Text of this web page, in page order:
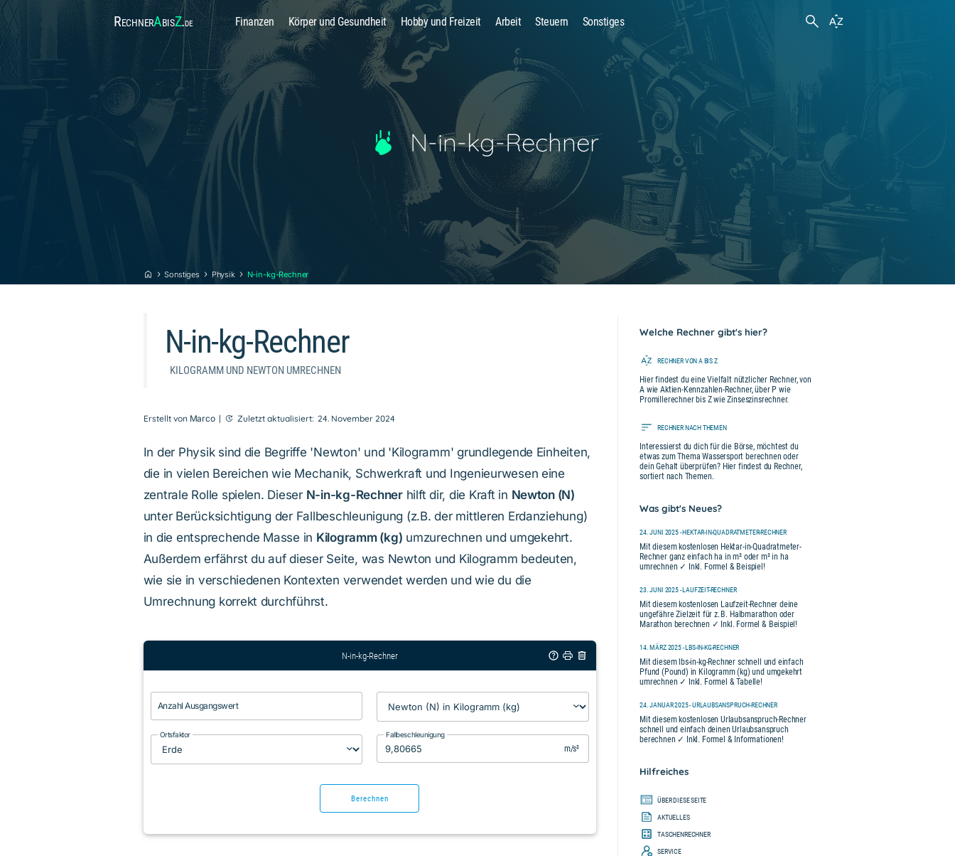
RechnerAbisZ.de Finanzen Körper und Gesundheit Hobby und Freizeit Arbeit Steuern Sonstiges
Sonstiges Physik N-in-kg-Rechner
N-in-kg-Rechner
N-in-kg-Rechner
KILOGRAMM UND NEWTON UMRECHNEN
Erstellt von Marco | Zuletzt aktualisiert: 24. November 2024
In der Physik sind die Begriffe 'Newton' und 'Kilogramm' grundlegende Einheiten,
die in vielen Bereichen wie Mechanik, Schwerkraft und Ingenieurwesen eine
zentrale Rolle spielen. Dieser N-in-kg-Rechnerhilft dir, die Kraft in Newton (N)
unter Berücksichtigung der Fallbeschleunigung (z.B. der mittleren Erdanziehung)
in die entsprechende Masse in Kilogramm (kg) umzurechnen und umgekehrt.
Außerdem erfährst du auf dieser Seite, was Newton und Kilogramm bedeuten,
wie sie in verschiedenen Kontexten verwendet werden und wie du die
Umrechnung korrekt durchführst.
N-in-kg-Rechner
Anzahl Ausgangswert
Ortsfaktor Fallbeschleunigung
m/s²
Berechnen
Welche Rechner gibt's hier?
RECHNER VON A BIS Z
Hier findest du eine Vielfalt nützlicher Rechner, von
A wie Aktien-Kennzahlen-Rechner, über P wie
Promillerechner bis Z wie Zinseszinsrechner.
RECHNER NACH THEMEN
Interessierst du dich für die Börse, möchtest du
etwas zum Thema Wassersport berechnen oder
dein Gehalt überprüfen? Hier findest du Rechner,
sortiert nach Themen.
Was gibt's Neues?
24. JUNI 2025 - HEKTAR-IN-QUADRATMETER-RECHNER
Mit diesem kostenlosen Hektar-in-Quadratmeter-
Rechner ganz einfach ha in m² oder m² in ha
umrechnen ✓ Inkl. Formel & Beispiel!
23. JUNI 2025 - LAUFZEIT-RECHNER
Mit diesem kostenlosen Laufzeit-Rechner deine
ungefähre Zielzeit für z. B. Halbmarathon oder
Marathon berechnen ✓ Inkl. Formel & Beispiel!
14. MÄRZ 2025 - LBS-IN-KG-RECHNER
Mit diesem lbs-in-kg-Rechner schnell und einfach
Pfund (Pound) in Kilogramm (kg) und umgekehrt
umrechnen ✓ Inkl. Formel & Tabelle!
24. JANUAR 2025 - URLAUBSANSPRUCH-RECHNER
Mit diesem kostenlosen Urlaubsanspruch-Rechner
schnell und einfach deinen Urlaubsanspruch
berechnen ✓ Inkl. Formel & Informationen!
Hilfreiches
ÜBER DIESE SEITE
AKTUELLES
TASCHENRECHNER
SERVICE